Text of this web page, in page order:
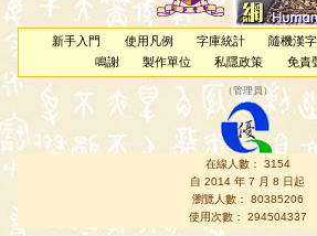
新手入門 使用凡例 字庫統計 隨機漢字
鳴謝
製作單位 私隱政策 免責
（管理員 ）
在線人數： 3154
自 2014 年 7 月 8 日起
瀏覽人數： 80385206
使用次數： 294504337